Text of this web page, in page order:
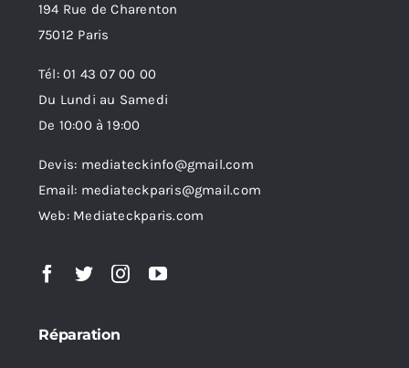
194 Rue de Charenton
75012 Paris
Tél: 01 43 07 00 00
Du Lundi au Samedi
De 10:00 à 19:00
Devis: mediateckinfo@gmail.com
Email: mediateckparis@gmail.com
Web: Mediateckparis.com
Réparation